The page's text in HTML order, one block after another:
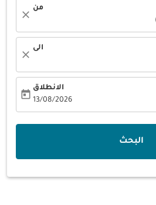
من
close
الى
close
الانطلاق
13/08/2026
today
البحث